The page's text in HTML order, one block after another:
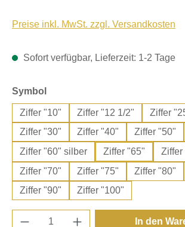
Preise inkl. MwSt. zzgl. Versandkosten
Sofort verfügbar, Lieferzeit: 1-2 Tage
Symbol auswählen
Ziffer "10" Ziffer "12 1/2"
Ziffer
Ziffer "30"
Ziffer "40" Ziffer "50"
Ziffer "60" silber
Ziffer "65"
Ziffer
Ziffer "70"
Ziffer "75" Ziffer "80"
Ziffer "90"
Ziffer "100"
Produkt Anzahl: Gib den
In den